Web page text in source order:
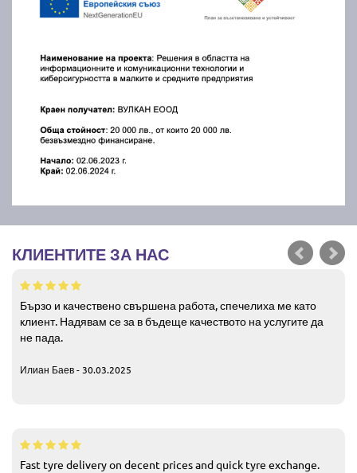
КЛИЕНТИТЕ ЗА НАС
Бързо и качествено свършена работа, спечелиха ме като
клиент. Надявам се за в бъдеще качеството на услугите да
не пада.
Илиан Баев - 30.03.2025
Fast tyre delivery on decent prices and quick tyre exchange.